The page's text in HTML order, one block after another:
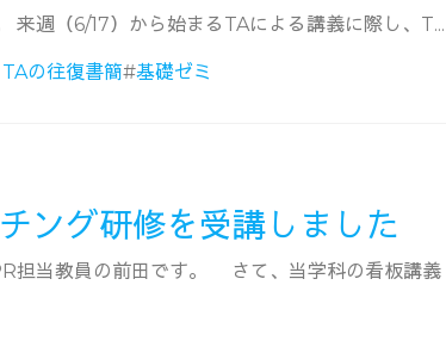
来週（6/17）から始まるTAによる講義に際し、T...
の往復書簡#基礎ゼミ
ング研修を受講しました
担当教員の前田です。 さて、当学科の看板講義